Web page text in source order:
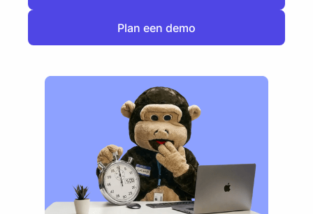
Plan een demo